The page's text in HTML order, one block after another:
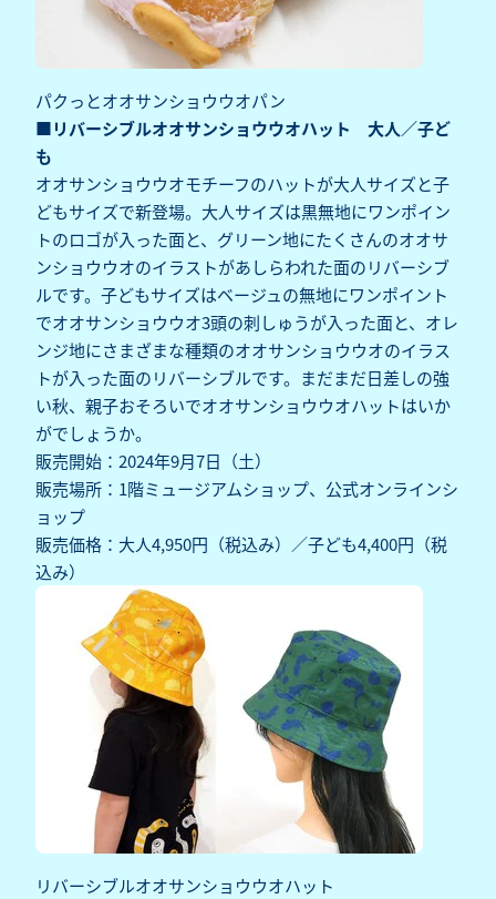
パクっとオオサンショウウオパン
■リバーシブルオオサンショウウオハット 大人／子ど
も
オオサンショウウオモチーフのハットが大人サイズと子
どもサイズで新登場。大人サイズは黒無地にワンポイン
トのロゴが入った面と、グリーン地にたくさんのオオサ
ンショウウオのイラストがあしらわれた面のリバーシブ
ルです。子どもサイズはベージュの無地にワンポイント
でオオサンショウウオ3頭の刺しゅうが入った面と、オレ
ンジ地にさまざまな種類のオオサンショウウオのイラス
トが入った面のリバーシブルです。まだまだ日差しの強
い秋、親子おそろいでオオサンショウウオハットはいか
がでしょうか。
販売開始：2024年9月7日（土）
販売場所：1階ミュージアムショップ、公式オンラインシ
ョップ
販売価格：大人4,950円（税込み）／子ども4,400円（税
込み）
リバーシブルオオサンショウウオハット